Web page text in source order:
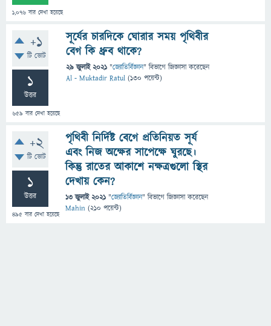
1,076 বার দেখা হয়েছে
+1
টি ভোট
1
উত্তর
659 বার দেখা হয়েছে
সূর্যের চারদিকে ঘোরার সময় পৃথিবীর
বেগ কি ধ্রুব থাকে?
29 জুলাই 2021 "জ্যোতির্বিজ্ঞান" বিভাগে জিজ্ঞাসাকরেছেন
Al - Muktadir Ratul (130 পয়েন্ট)
+2
টি ভোট
1
উত্তর
495 বার দেখা হয়েছে
পৃথিবী নির্দিষ্ট বেগে প্রতিনিয়ত সূর্য
এবং নিজ অক্ষের সাপেক্ষে ঘুরছে।
কিন্তু রাতের আকাশে নক্ষত্রগুলো স্থির
দেখায় কেন?
13 জুলাই 2021 "জ্যোতির্বিজ্ঞান" বিভাগে জিজ্ঞাসাকরেছেন
Mahin (210 পয়েন্ট)